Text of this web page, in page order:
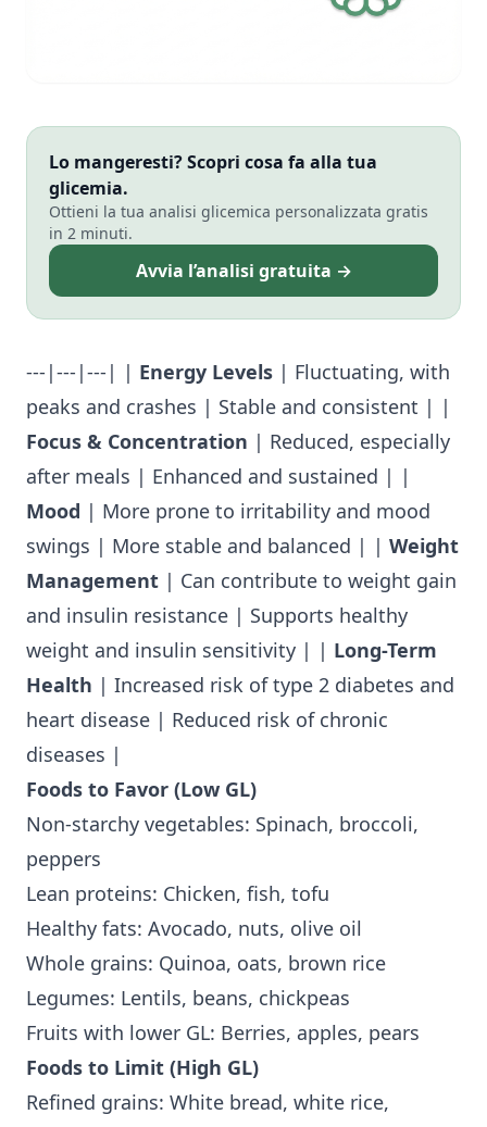
Lo mangeresti? Scopri cosa fa alla tua
glicemia.
Ottieni la tua analisi glicemica personalizzata gratis
in 2 minuti.
Avvia l’analisi gratuita →
---|---|---| | Energy Levels | Fluctuating, with
peaks and crashes | Stable and consistent | |
Focus & Concentration | Reduced, especially
after meals | Enhanced and sustained | |
Mood | More prone to irritability and mood
swings | More stable and balanced | | Weight
Management | Can contribute to weight gain
and insulin resistance | Supports healthy
weight and insulin sensitivity | | Long-Term
Health | Increased risk of type 2 diabetes and
heart disease | Reduced risk of chronic
diseases |
Foods to Favor (Low GL)
Non-starchy vegetables: Spinach, broccoli,
peppers
Lean proteins: Chicken, fish, tofu
Healthy fats: Avocado, nuts, olive oil
Whole grains: Quinoa, oats, brown rice
Legumes: Lentils, beans, chickpeas
Fruits with lower GL: Berries, apples, pears
Foods to Limit (High GL)
Refined grains: White bread, white rice,